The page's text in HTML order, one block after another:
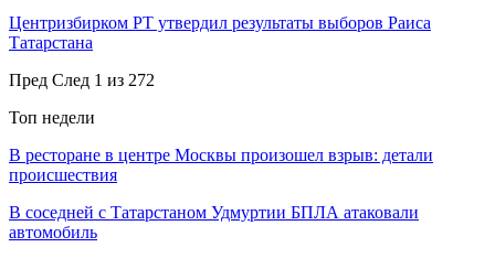
Центризбирком РТ утвердил результаты выборов Раиса
Татарстана
Пред След 1 из 272
Топ недели
В ресторане в центре Москвы произошел взрыв: детали
происшествия
В соседней с Татарстаном Удмуртии БПЛА атаковали
автомобиль